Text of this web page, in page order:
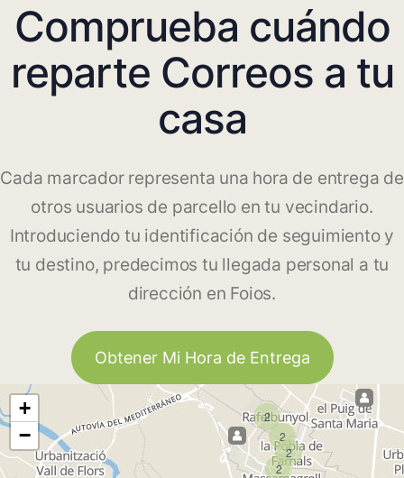
Comprueba cuándo
reparte Correos a tu
casa
Cada marcador representa una hora de entrega de
otros usuarios de parcello en tu vecindario.
Introduciendo tu identificación de seguimiento y
tu destino, predecimos tu llegada personal a tu
dirección en Foios.
Obtener Mi Hora de Entrega
2
2
2
2
+
−